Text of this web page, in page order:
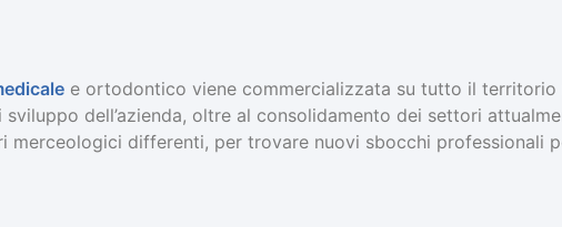
e ortodontico viene commercializzata su tutto il territorio
dell’azienda, oltre al consolidamento dei settori
merceologici differenti, per trovare nuovi sbocchi professionali